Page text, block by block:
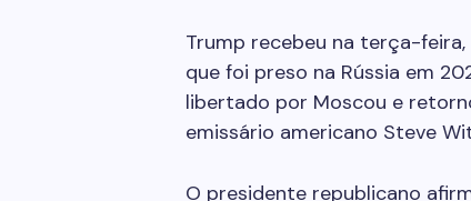
Trump recebeu na terça-feira,
que foi preso na Rússia em
libertado por Moscou e
emissário americano Steve
O presidente republicano